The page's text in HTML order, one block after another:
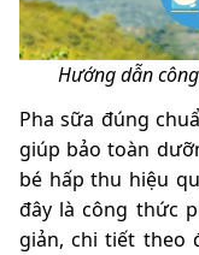
Hướng dẫn
Pha sữa đúng
giúp bảo toàn
bé hấp thu hiệu
đây là công thức
giản, chi tiết theo